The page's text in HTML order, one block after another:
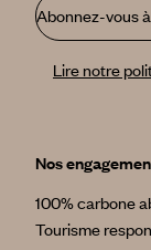
Abonnez-vous
Lire notre
Nos
100% carbone
Tourisme